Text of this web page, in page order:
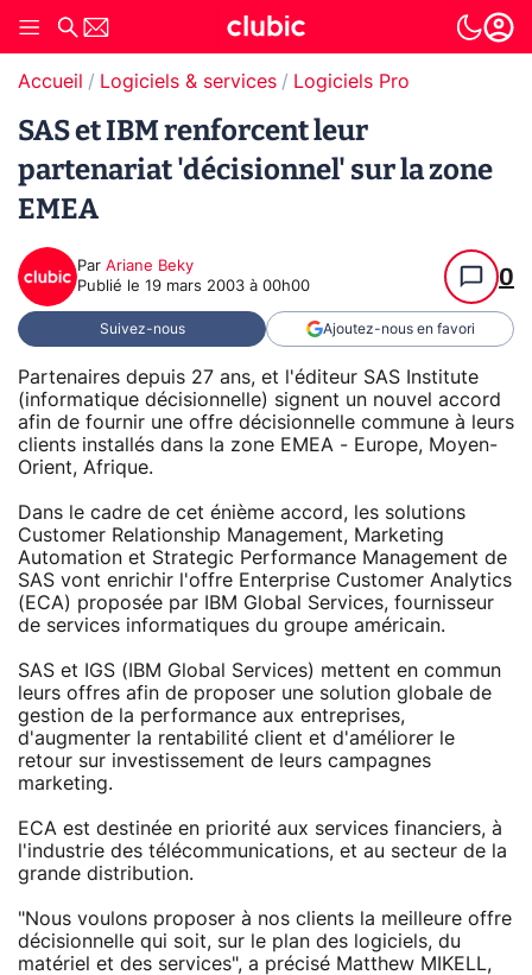
Accueil Logiciels & services Logiciels Pro
SAS et IBM renforcent leur
partenariat 'décisionnel' sur la zone
EMEA
Par Ariane Beky
Publié le 19 mars 2003 à 00h00 0
Suivez-nous Ajoutez-nous en favori
Partenaires depuis 27 ans, et l'éditeur SAS Institute
(informatique décisionnelle) signent un nouvel accord
afin de fournir une offre décisionnelle commune à leurs
clients installés dans la zone EMEA - Europe, Moyen-
Orient, Afrique.
Dans le cadre de cet énième accord, les solutions
Customer Relationship Management, Marketing
Automation et Strategic Performance Management de
SAS vont enrichir l'offre Enterprise Customer Analytics
(ECA) proposée par IBM Global Services, fournisseur
de services informatiques du groupe américain.
SAS et IGS (IBM Global Services) mettent en commun
leurs offres afin de proposer une solution globale de
gestion de la performance aux entreprises,
d'augmenter la rentabilité client et d'améliorer le
retour sur investissement de leurs campagnes
marketing.
ECA est destinée en priorité aux services financiers, à
l'industrie des télécommunications, et au secteur de la
grande distribution.
"Nous voulons proposer à nos clients la meilleure offre
décisionnelle qui soit, sur le plan des logiciels, du
matériel et des services", a précisé Matthew MIKELL,